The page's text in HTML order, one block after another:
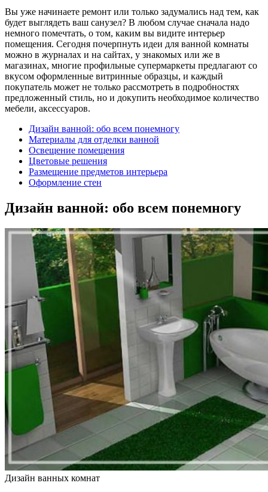
Вы уже начинаете ремонт или только задумались над тем, как
будет выглядеть ваш санузел? В любом случае сначала надо
немного помечтать, о том, каким вы видите интерьер
помещения. Сегодня почерпнуть идеи для ванной комнаты
можно в журналах и на сайтах, у знакомых или же в
магазинах, многие профильные супермаркеты предлагают со
вкусом оформленные витринные образцы, и каждый
покупатель может не только рассмотреть в подробностях
предложенный стиль, но и докупить необходимое количество
мебели, аксессуаров.
Дизайн ванной: обо всем понемногу
Материалы для отделки ванной
Освещение помещения
Цветовые решения
Размещение предметов интерьера
Оформление стен
Дизайн ванной: обо всем понемногу
Дизайн ванных комнат